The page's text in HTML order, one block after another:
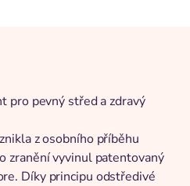
pro pevný střed a zdravý
z osobního příběhu
zranění vyvinul patentovaný
Díky principu odstředivé